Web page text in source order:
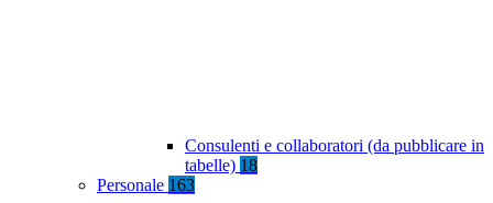
Consulenti e collaboratori (da pubblicare in
tabelle) 18
Personale 163